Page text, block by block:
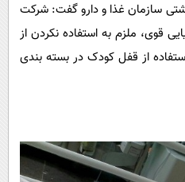
سازمان غذا و دارو گفت: شرکت
قوی، ملزم به استفاده نکردن از
از قفل کودک در بسته بندی